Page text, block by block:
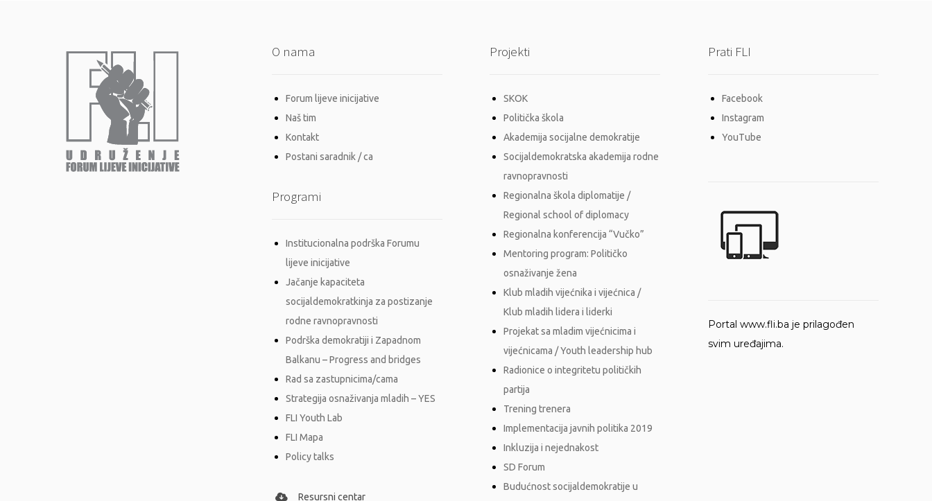
O nama
Forum lijeve inicijative
Naš tim
Kontakt
Postani saradnik / ca
Programi
Institucionalna podrška Forumu
lijeve inicijative
Jačanje kapaciteta
socijaldemokratkinja za postizanje
rodne ravnopravnosti
Podrška demokratiji i Zapadnom
Balkanu – Progress and bridges
Rad sa zastupnicima/cama
Strategija osnaživanja mladih – YES
FLI Youth Lab
FLI Mapa
Policy talks
Resursni centar
Projekti
SKOK
Politička škola
Akademija socijalne demokratije
Socijaldemokratska akademija rodne
ravnopravnosti
Regionalna škola diplomatije /
Regional school of diplomacy
Regionalna konferencija “Vučko”
Mentoring program: Političko
osnaživanje žena
Klub mladih vijećnika i vijećnica /
Klub mladih lidera i liderki
Projekat sa mladim vijećnicima i
vijećnicama / Youth leadership hub
Radionice o integritetu političkih
partija
Trening trenera
Implementacija javnih politika 2019
Inkluzija i nejednakost
SD Forum
Budućnost socijaldemokratije u
Prati FLI
Facebook
Instagram
YouTube
Portal www.fli.ba je prilagođen
svim uređajima.